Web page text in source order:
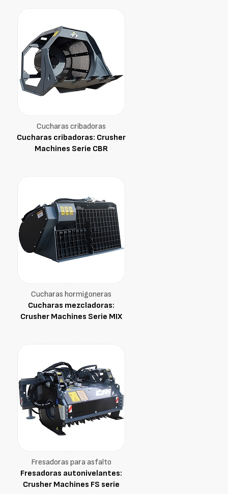
Cucharas cribadoras
Cucharas cribadoras: Crusher
Machines Serie CBR
Cucharas hormigoneras
Cucharas mezcladoras:
Crusher Machines Serie MIX
Fresadoras para asfalto
Fresadoras autonivelantes:
Crusher Machines FS serie